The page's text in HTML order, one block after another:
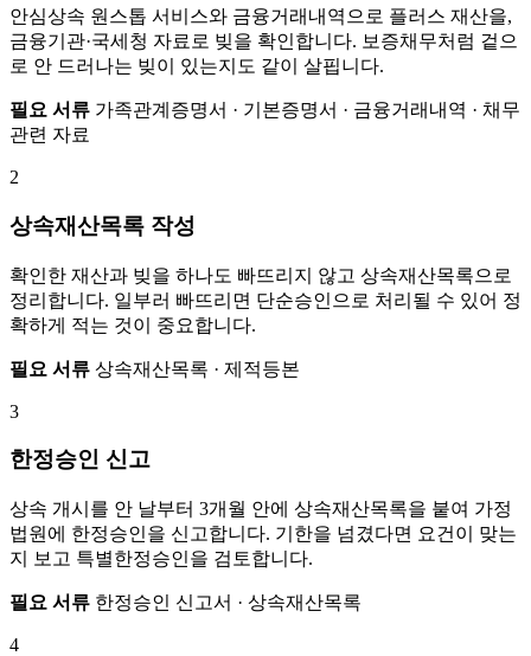
안심상속 원스톱 서비스와 금융거래내역으로 플러스 재산을,
금융기관·국세청 자료로 빚을 확인합니다. 보증채무처럼 겉으
로 안 드러나는 빚이 있는지도 같이 살핍니다.
필요 서류 가족관계증명서 · 기본증명서 · 금융거래내역 · 채무
관련 자료
2
상속재산목록 작성
확인한 재산과 빚을 하나도 빠뜨리지 않고 상속재산목록으로
정리합니다. 일부러 빠뜨리면 단순승인으로 처리될 수 있어 정
확하게 적는 것이 중요합니다.
필요 서류 상속재산목록 · 제적등본
3
한정승인 신고
상속 개시를 안 날부터 3개월 안에 상속재산목록을 붙여 가정
법원에 한정승인을 신고합니다. 기한을 넘겼다면 요건이 맞는
지 보고 특별한정승인을 검토합니다.
필요 서류 한정승인 신고서 · 상속재산목록
4